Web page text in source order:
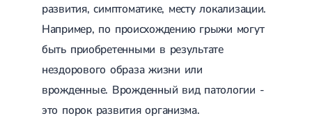
Разрыв связок коленного сустава
Разрыв связок голеностопа
Травмы сухожилий и мышц
Эндокринология
Сахарный диабет
Сахарный диабет 1 типа
развития, симптоматике, месту локализации.
Например, по происхождению грыжи могут
быть приобретенными в результате
нездорового образа жизни или
врожденные. Врожденный вид патологии -
это порок развития организма.